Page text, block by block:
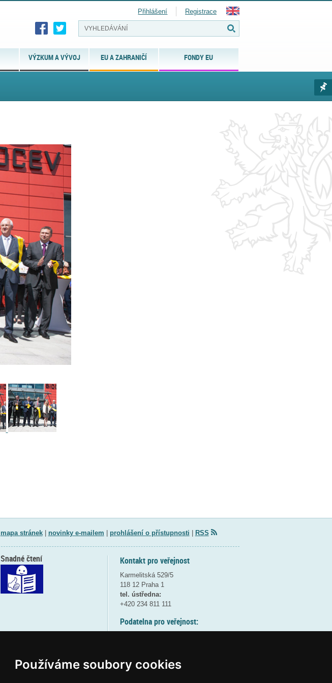
Používáme soubory cookies
VÝZKUM A VÝVOJ EU A ZAHRANIČÍ FONDY EU
Přihlášení Registrace
mapa stránek| novinky e-mailem prohlášení o přístupnosti RSS
Kontakt pro veřejnost
Karmelitská 529/5
118 12 Praha 1
tel. ústředna:
+420 234 811 111
Podatelna pro veřejnost:
Snadné čtení